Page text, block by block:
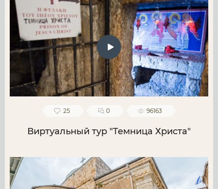
25 0 96163
Виртуальный тур "Темница Христа"